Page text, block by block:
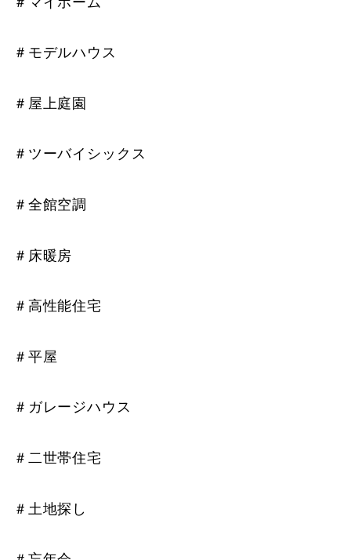
＃モデルハウス
＃屋上庭園
＃ツーバイシックス
＃全館空調
＃床暖房
＃高性能住宅
＃平屋
＃ガレージハウス
＃二世帯住宅
＃土地探し